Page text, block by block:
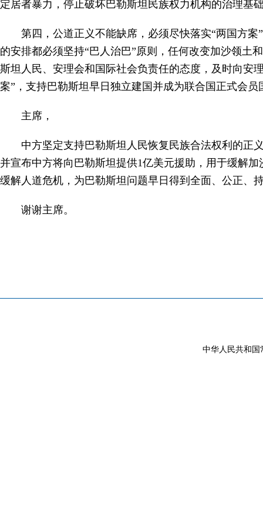
定居者暴力，停止破坏巴勒斯坦民族权力机构的治理基
第四，公道正义不能缺席，必须尽快落实“两国方
的安排都必须坚持“巴人治巴”原则，任何改变加沙领土
斯坦人民、安理会和国际社会负责任的态度，及时向安
案”，支持巴勒斯坦早日独立建国并成为联合国正式会员
主席，
中方坚定支持巴勒斯坦人民恢复民族合法权利的正
并宣布中方将向巴勒斯坦提供1亿美元援助，用于缓解
缓解人道危机，为巴勒斯坦问题早日得到全面、公正、
谢谢主席。
中华人民共和国